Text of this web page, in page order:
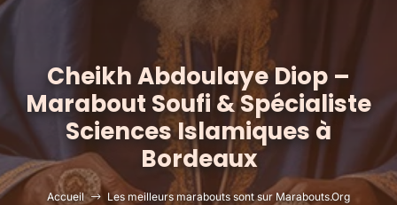
Cheikh Abdoulaye Diop –
Marabout Soufi & Spécialiste
Sciences Islamiques à
Bordeaux
Accueil Les meilleurs marabouts sont sur Marabouts.Org